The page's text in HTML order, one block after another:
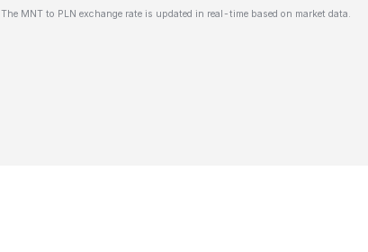
The MNT to PLN exchange rate is updated in real-time based on market data.